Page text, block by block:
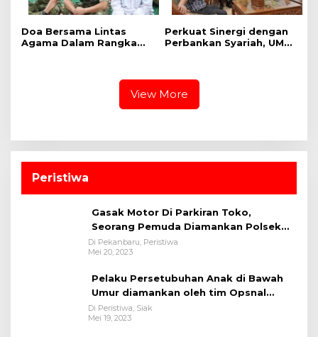
Doa Bersama Lintas
Agama Dalam Rangka
Perkuat Sinergi dengan
Perbankan Syariah, UMRI
Pegawai
View More
Peristiwa
Gasak Motor Di Parkiran Toko,
Seorang Pemuda Diamankan Polsek
Bukit Raya
Di Pekanbaru, Peristiwa
Mei 20, 2023
Pelaku Persetubuhan Anak di Bawah
Umur diamankan oleh tim Opsnal
Polsek Tualang-Polres Siak-Polda Riau
Di Peristiwa, Siak
Mei 19, 2023